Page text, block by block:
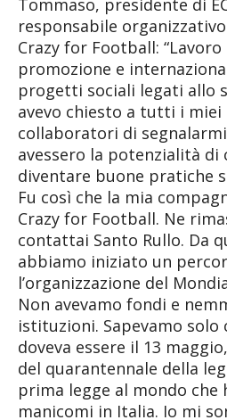
Tommaso, presidente di
responsabile
Crazy for Football:
promozione e
progetti sociali legati allo
avevo chiesto a tutti i miei
collaboratori di
avessero la potenzialità di
diventare buone pratiche
Fu così che la mia
Crazy for Football. Ne
contattai Santo Rullo. Da
abbiamo iniziato un
l’organizzazione del
Non avevamo fondi e
istituzioni. Sapevamo solo
doveva essere il 13
del quarantennale della
prima legge al mondo che
manicomi in Italia. Io mi